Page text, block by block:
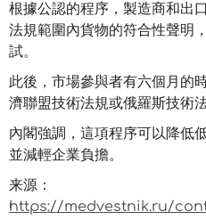
根據公認的程序，製造商和出
法規範圍內貨物的符合性聲明
試。
此後，市場參與者有六個月的
濟聯盟技術法規或俄羅斯技術
內閣強調，這項程序可以降低
並減輕企業負擔。
来源：
https://medvestnik.ru/